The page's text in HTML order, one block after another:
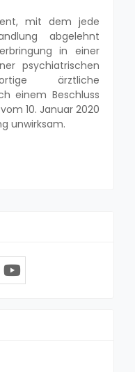
mit dem jede
abgelehnt
in einer
psychiatrischen
ärztliche
einem Beschluss
10. Januar 2020
unwirksam.